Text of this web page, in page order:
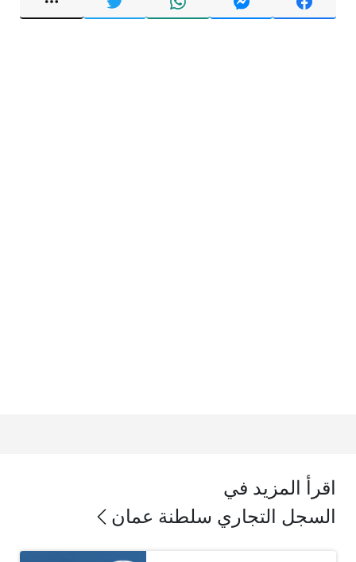
اقرأ المزيد في
السجل التجاري سلطنة عمان